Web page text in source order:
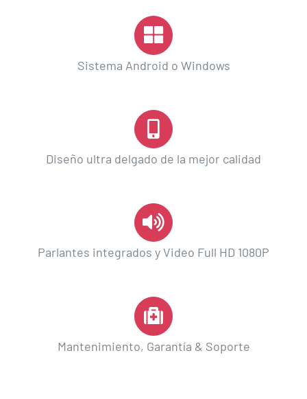
Sistema Android o Windows
Diseño ultra delgado de la mejor calidad
Parlantes integrados y Video Full HD 1080P
Mantenimiento, Garantía & Soporte